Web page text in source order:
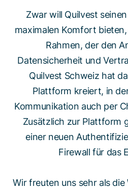
Zwar will Quilvest
maximalen Komfort
Rahmen, der den
Datensicherheit und
Quilvest Schweiz hat
Plattform kreiert, in
Kommunikation auch per
Zusätzlich zur Plattform
einer neuen
Firewall für das
Wir freuten uns sehr als